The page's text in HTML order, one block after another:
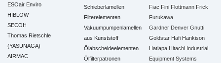
ESOair Enviro
HIBLOW
SECOH
Thomas Rietschle
(YASUNAGA)
AIRMAC
Schieberlamellen
Filterelementen
Vakuumpumpenlamellen
aus Kunststoff
Ölabscheideelementen
Ölfilterpatronen
Fiac Fini Flottmann Frick
Furukawa
Gardner Denver Gnutti
Goldstar Hafi Hankison
Hatlapa Hitachi Industrial
Equipment Systems